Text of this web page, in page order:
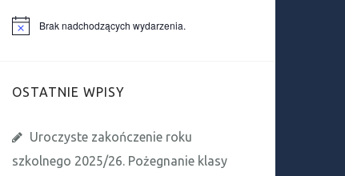
d
e
n
Brak nadchodzących wydarzenia.
OSTATNIE WPISY
Uroczyste zakończenie roku
szkolnego 2025/26. Pożegnanie klasy